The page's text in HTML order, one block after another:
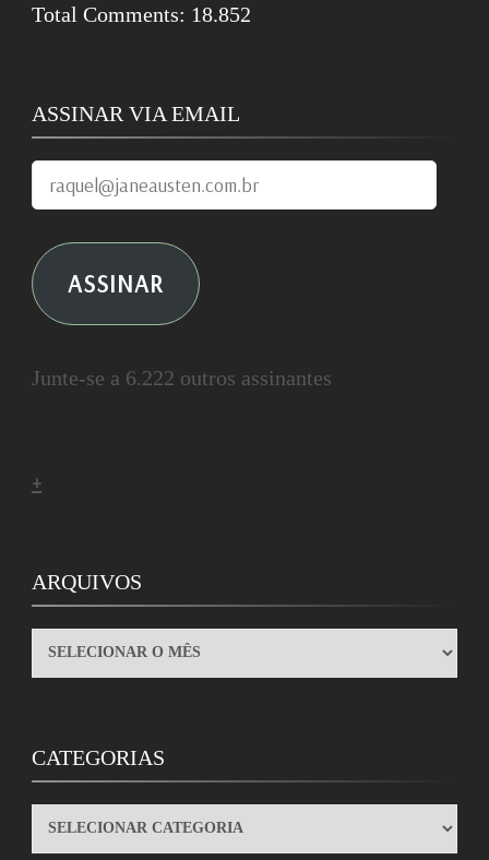
Total Comments: 18.852
ASSINAR VIA EMAIL
raquel@janeausten.com.br
ASSINAR
Junte-se a 6.222 outros assinantes
+
ARQUIVOS
ARQUIVOS
CATEGORIAS
CATEGORIAS